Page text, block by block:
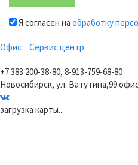
Я согласен на обработку
Офис Сервис центр
+7 383 200-38-80, 8-913-759-68-80
Новосибирск, ул. Ватутина,99
загрузка карты...